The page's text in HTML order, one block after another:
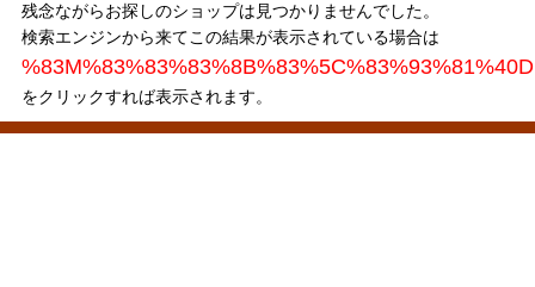
残念ながらお探しのショップは見つかりませんでした。
検索エンジンから来てこの結果が表示されている場合は
をクリックすれば表示されます。